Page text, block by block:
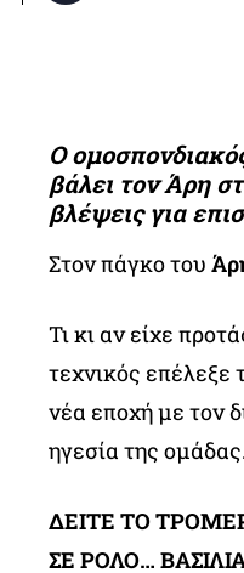
Ο
βάλει τον Άρη
βλέψεις για
Στον πάγκο του
Τι κι αν είχε
τεχνικός επέλεξε
νέα εποχή με τον
ηγεσία της
ΔΕΙΤΕ ΤΟ
ΣΕ ΡΟΛΟ…